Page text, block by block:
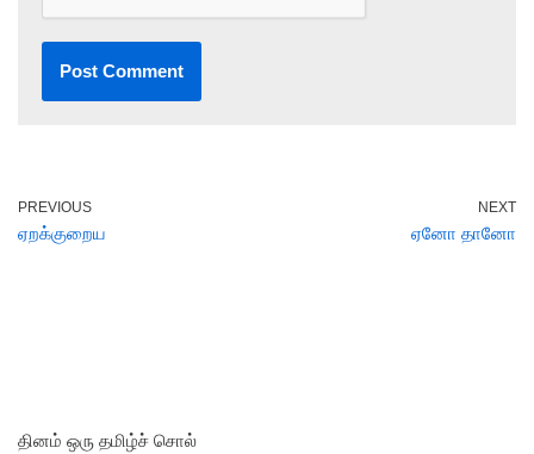
PREVIOUS
ஏறக்குறைய
NEXT
ஏனோ தானோ
தினம் ஒரு தமிழ்ச் சொல்